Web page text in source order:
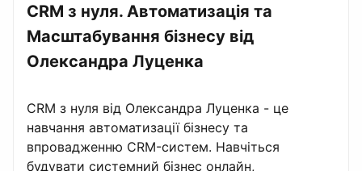
CRM з нуля. Автоматизація та
Масштабування бізнесу від
Олександра Луценка
CRM з нуля від Олександра Луценка - це
навчання автоматизації бізнесу та
впровадженню CRM-систем. Навчіться
будувати системний бізнес онлайн,